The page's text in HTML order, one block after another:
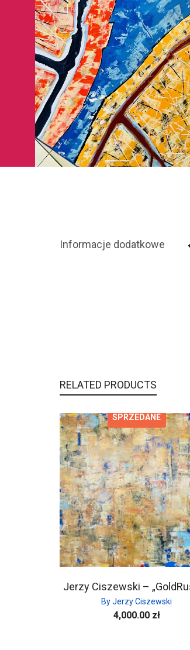
Informacje dodatkowe
RELATED PRODUCTS
SPRZEDANE
Jerzy Ciszewski –
By Jerzy Ciszewski
4,000.00 zł